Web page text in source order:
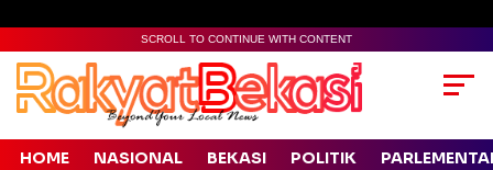
SCROLL TO CONTINUE WITH CONTENT
HOME NASIONAL BEKASI POLITIK